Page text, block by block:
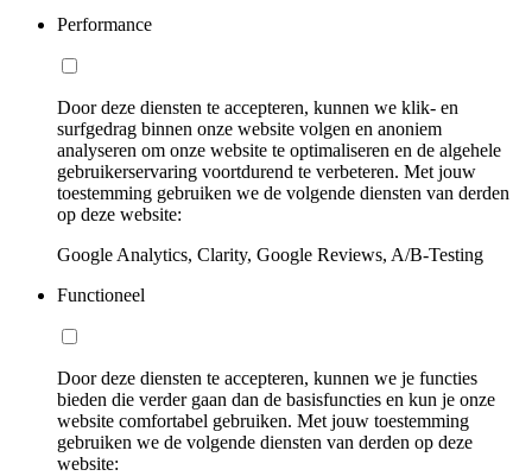
Performance
Door deze diensten te accepteren, kunnen we klik- en
surfgedrag binnen onze website volgen en anoniem
analyseren om onze website te optimaliseren en de algehele
gebruikerservaring voortdurend te verbeteren. Met jouw
toestemming gebruiken we de volgende diensten van derden
op deze website:
Google Analytics, Clarity, Google Reviews, A/B-Testing
Functioneel
Door deze diensten te accepteren, kunnen we je functies
bieden die verder gaan dan de basisfuncties en kun je onze
website comfortabel gebruiken. Met jouw toestemming
gebruiken we de volgende diensten van derden op deze
website: